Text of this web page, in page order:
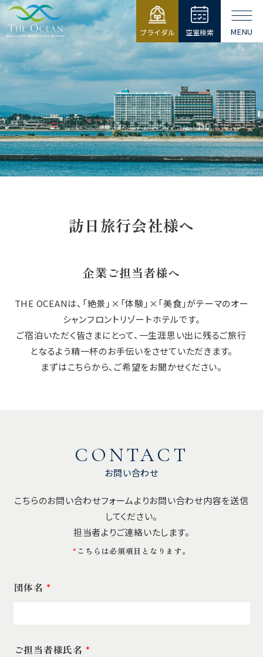
MENU
空室検索
ブライダル
【公式】ジ・
オーシャン |
浜名湖弁天島
OCEAN
訪日旅行会社様へ
企業ご担当者様へ
THE OCEANは、「絶景」×「体験」×「美食」がテーマのオー
シャンフロントリゾートホテルです。
ご宿泊いただく皆さまにとって、一生涯思い出に残るご旅行
となるよう精一杯のお手伝いをさせていただきます。
まずはこちらから、ご希望をお聞かせください。
CONTACT
お問い合わせ
こちらのお問い合わせフォームよりお問い合わせ内容を送信
してください。
担当者よりご連絡いたします。
* こちらは必須項目となります。
団体名 *
ご担当者様氏名 *